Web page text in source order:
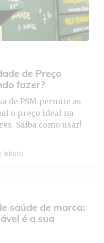
de Preço
fazer?
de PSM permite as
o preço ideal na
Saiba como usar!
leitura
saúde de marca:
é a sua